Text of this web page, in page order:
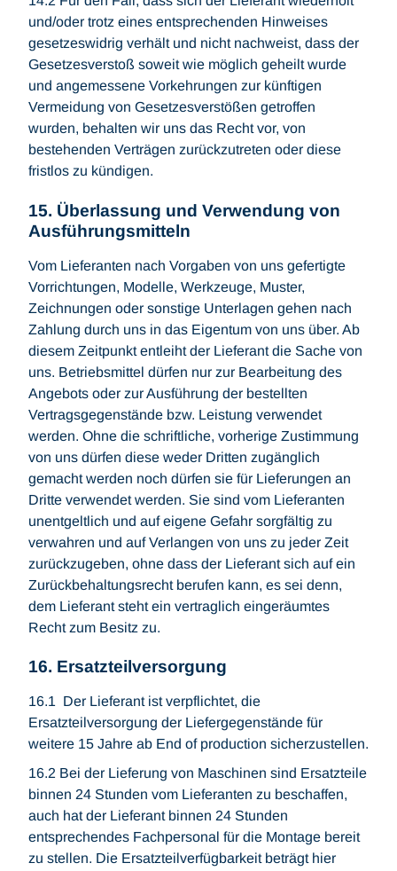
und/oder trotz eines entsprechenden Hinweises
gesetzeswidrig verhält und nicht nachweist, dass der
Gesetzesverstoß soweit wie möglich geheilt wurde
und angemessene Vorkehrungen zur künftigen
Vermeidung von Gesetzesverstößen getroffen
wurden, behalten wir uns das Recht vor, von
bestehenden Verträgen zurückzutreten oder diese
fristlos zu kündigen.
15. Überlassung und Verwendung von
Ausführungsmitteln
Vom Lieferanten nach Vorgaben von uns gefertigte
Vorrichtungen, Modelle, Werkzeuge, Muster,
Zeichnungen oder sonstige Unterlagen gehen nach
Zahlung durch uns in das Eigentum von uns über. Ab
diesem Zeitpunkt entleiht der Lieferant die Sache von
uns. Betriebsmittel dürfen nur zur Bearbeitung des
Angebots oder zur Ausführung der bestellten
Vertragsgegenstände bzw. Leistung verwendet
werden. Ohne die schriftliche, vorherige Zustimmung
von uns dürfen diese weder Dritten zugänglich
gemacht werden noch dürfen sie für Lieferungen an
Dritte verwendet werden. Sie sind vom Lieferanten
unentgeltlich und auf eigene Gefahr sorgfältig zu
verwahren und auf Verlangen von uns zu jeder Zeit
zurückzugeben, ohne dass der Lieferant sich auf ein
Zurückbehaltungsrecht berufen kann, es sei denn,
dem Lieferant steht ein vertraglich eingeräumtes
Recht zum Besitz zu.
16. Ersatzteilversorgung
16.1 Der Lieferant ist verpflichtet, die
Ersatzteilversorgung der Liefergegenstände für
weitere 15 Jahre ab End of production sicherzustellen.
16.2 Bei der Lieferung von Maschinen sind Ersatzteile
binnen 24 Stunden vom Lieferanten zu beschaffen,
auch hat der Lieferant binnen 24 Stunden
entsprechendes Fachpersonal für die Montage bereit
zu stellen. Die Ersatzteilverfügbarkeit beträgt hier